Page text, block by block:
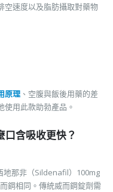
空速度以及脂肪攝取對藥物
原理 、空腹與飯後用藥的差
用此款助勃產品。
含吸收更快？
地那非（Sildenafil）100mg
鋼相同。傳統威而鋼錠劑需